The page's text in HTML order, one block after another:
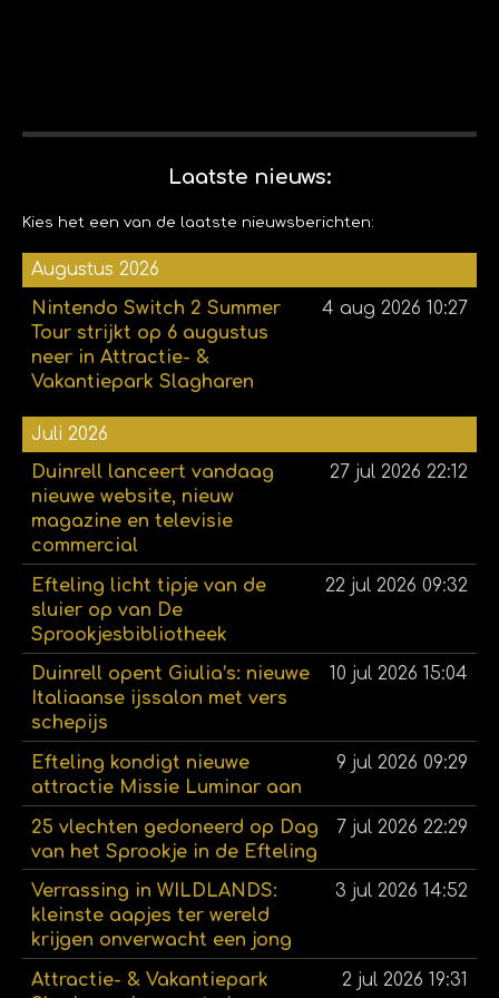
Laatste nieuws:
Kies het een van de laatste nieuwsberichten:
Augustus 2026
Nintendo Switch 2 Summer
Tour strijkt op 6 augustus
neer in Attractie- &
Vakantiepark Slagharen
4 aug 2026 10:27
Juli 2026
Duinrell lanceert vandaag
nieuwe website, nieuw
magazine en televisie
commercial
27 jul 2026 22:12
Efteling licht tipje van de
sluier op van De
Sprookjesbibliotheek
22 jul 2026 09:32
Duinrell opent Giulia’s: nieuwe
Italiaanse ijssalon met vers
schepijs
10 jul 2026 15:04
Efteling kondigt nieuwe
attractie Missie Luminar aan
9 jul 2026 09:29
25 vlechten gedoneerd op Dag
van het Sprookje in de Efteling
7 jul 2026 22:29
Verrassing in WILDLANDS:
kleinste aapjes ter wereld
krijgen onverwacht een jong
3 jul 2026 14:52
Attractie- & Vakantiepark
2 jul 2026 19:31